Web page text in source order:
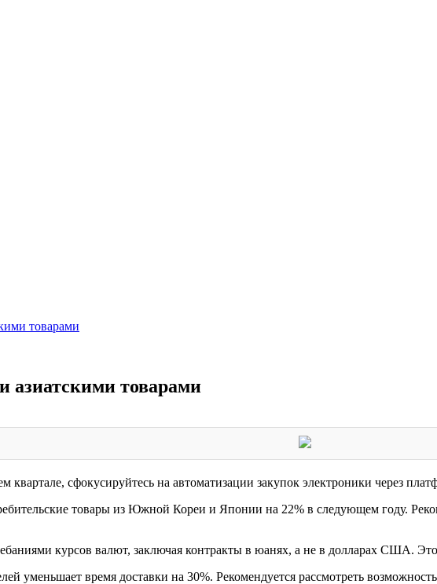
товарами
азиатскими товарами
сфокусируйтесь на автоматизации закупок электроники через
товары из Южной Кореи и Японии на 22% в следующем году.
курсов валют, заключая контракты в юанях, а не в долларах США.
уменьшает время доставки на 30%. Рекомендуется рассмотреть